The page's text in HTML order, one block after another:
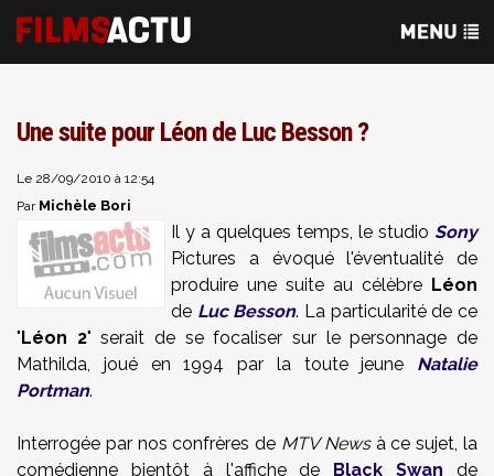
Une suite pour Léon de Luc Besson ?
Le 28/09/2010 à 12:54
Par Michèle Bori
Il y a quelques temps, le studio Sony
Pictures a évoqué l'éventualité de
produire une suite au célèbre Léon
de Luc Besson. La particularité de ce
"Léon 2" serait de se focaliser sur le personnage de
Mathilda, joué en 1994 par la toute jeune Natalie
Portman.
Interrogée par nos confrères de MTV Newsà ce sujet, la
comédienne bientôt à l'affiche de Black Swan de